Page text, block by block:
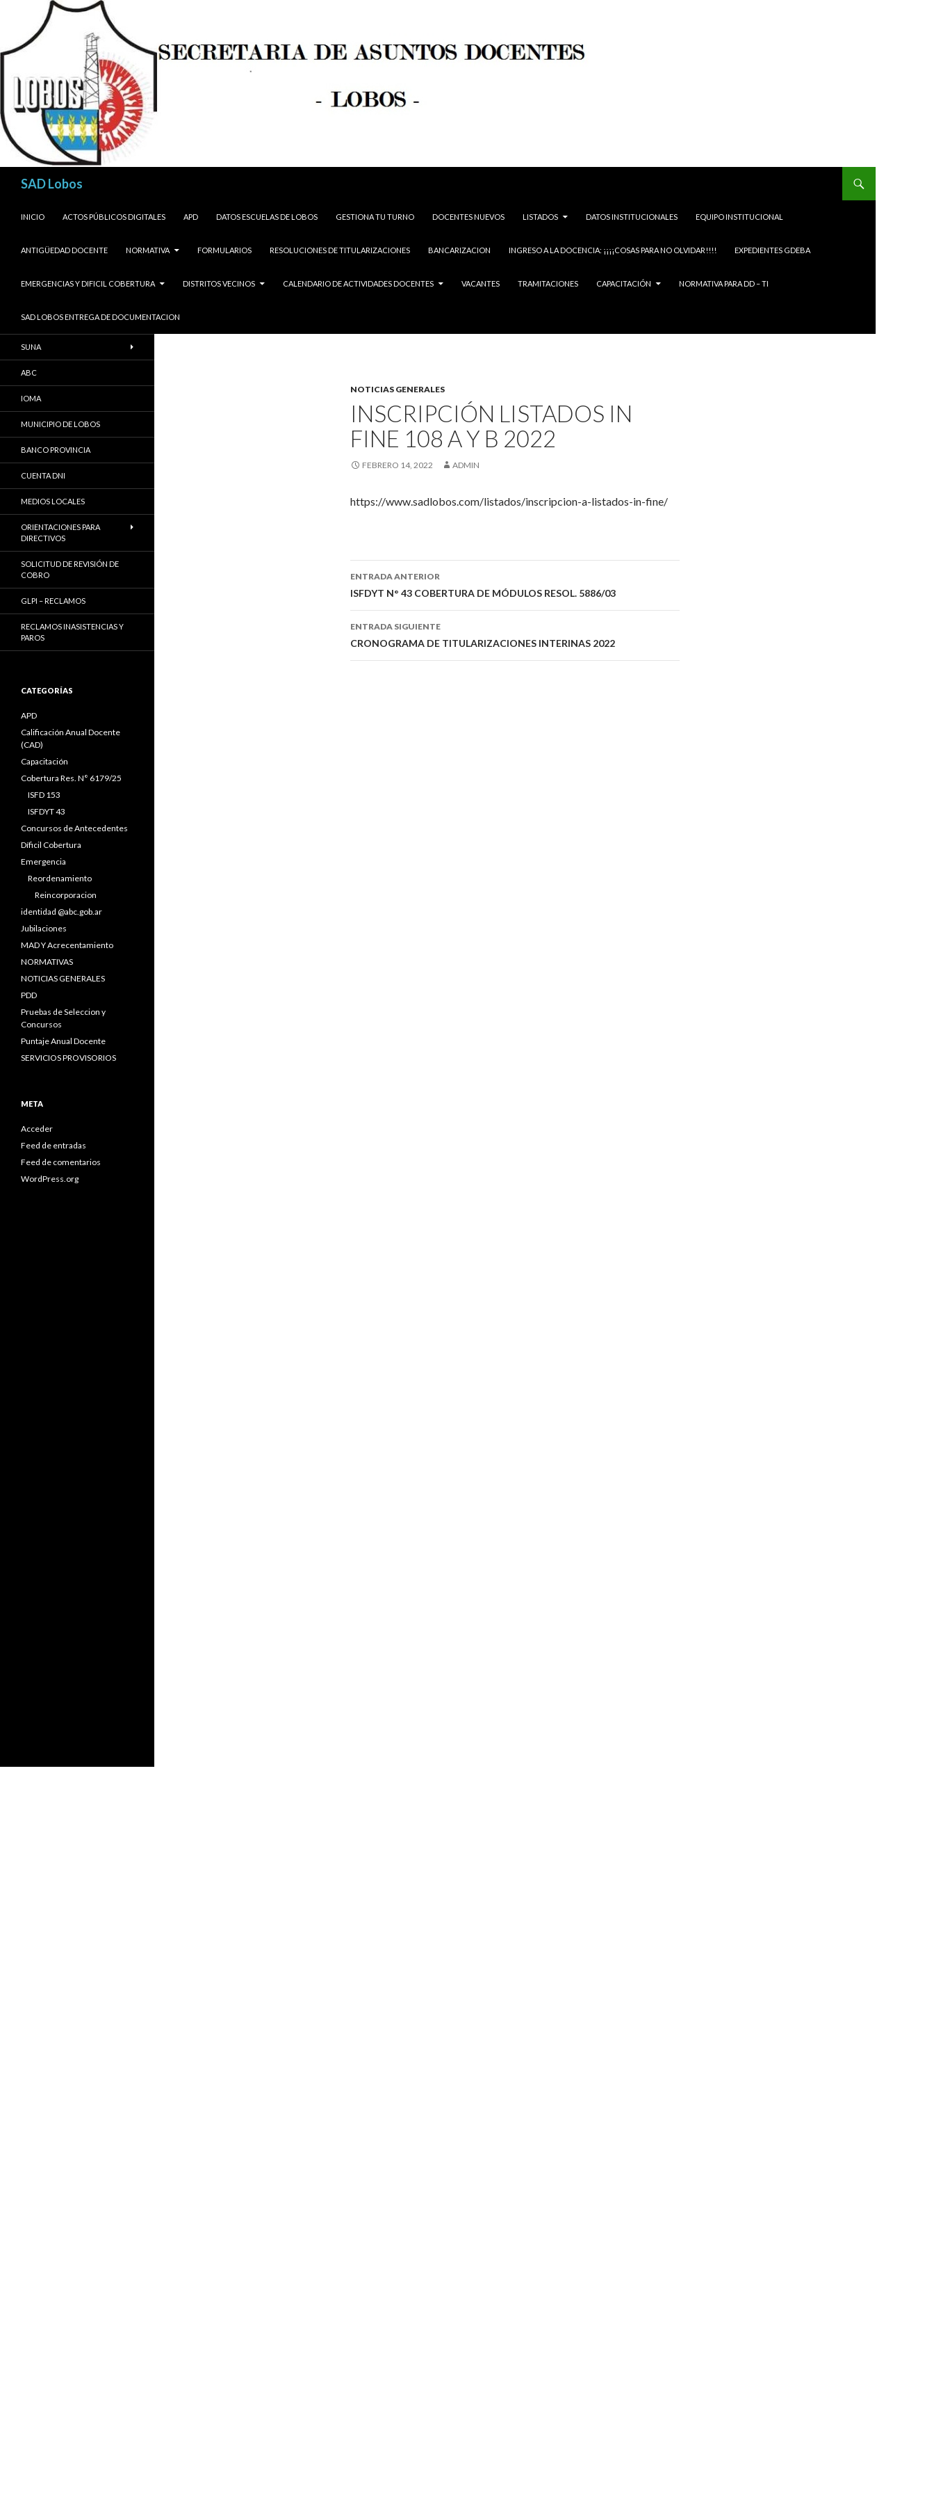
SAD Lobos
INICIO
ACTOS PÚBLICOS DIGITALES APD DATOS ESCUELAS DE LOBOS GESTIONA TU TURNO DOCENTES NUEVOS LISTADOS DATOS INSTITUCIONALES EQUIPO INSTITUCIONAL
ANTIGÜEDAD DOCENTE NORMATIVA FORMULARIOS RESOLUCIONES DE TITULARIZACIONES BANCARIZACION INGRESO A LA DOCENCIA: ¡¡¡¡COSAS PARA NO OLVIDAR!!!! EXPEDIENTES GDEBA
EMERGENCIAS Y DIFICIL COBERTURA DISTRITOS VECINOS CALENDARIO DE ACTIVIDADES DOCENTES VACANTES TRAMITACIONES CAPACITACIÓN NORMATIVA PARA DD – TI
SAD LOBOS ENTREGA DE DOCUMENTACION
NOTICIAS GENERALES
INSCRIPCIÓN LISTADOS IN
FINE 108 A Y B 2022
FEBRERO 14, 2022 ADMIN
https://www.sadlobos.com/listados/inscripcion-a-listados-in-fine/
Navegación
de
entradas
ENTRADA ANTERIOR
ISFDYT N° 43 COBERTURA DE MÓDULOS RESOL. 5886/03
ENTRADA SIGUIENTE
CRONOGRAMA DE TITULARIZACIONES INTERINAS 2022
SUNA
ABC
IOMA
MUNICIPIO DE LOBOS
BANCO PROVINCIA
CUENTA DNI
MEDIOS LOCALES
ORIENTACIONES PARA
DIRECTIVOS
SOLICITUD DE REVISIÓN DE
COBRO
GLPI – RECLAMOS
RECLAMOS INASISTENCIAS Y
PAROS
CATEGORÍAS
APD
Calificación Anual Docente
(CAD)
Capacitación
Cobertura Res. N° 6179/25
ISFD 153
ISFDYT 43
Concursos de Antecedentes
Díficil Cobertura
Emergencia
Reordenamiento
Reincorporacion
identidad @abc.gob.ar
Jubilaciones
MAD Y Acrecentamiento
NORMATIVAS
NOTICIAS GENERALES
PDD
Pruebas de Seleccion y
Concursos
Puntaje Anual Docente
SERVICIOS PROVISORIOS
META
Acceder
Feed de entradas
Feed de comentarios
WordPress.org